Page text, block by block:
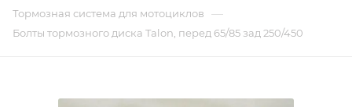
Тормозная система для мотоциклов —
Болты тормозного диска Talon, перед 65/85 зад 250/450